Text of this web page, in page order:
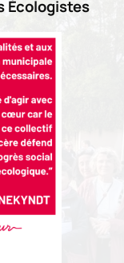
Écologistes